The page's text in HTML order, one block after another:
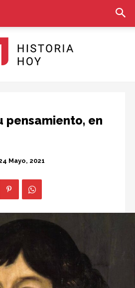
pensamiento, en
Mayo, 2021